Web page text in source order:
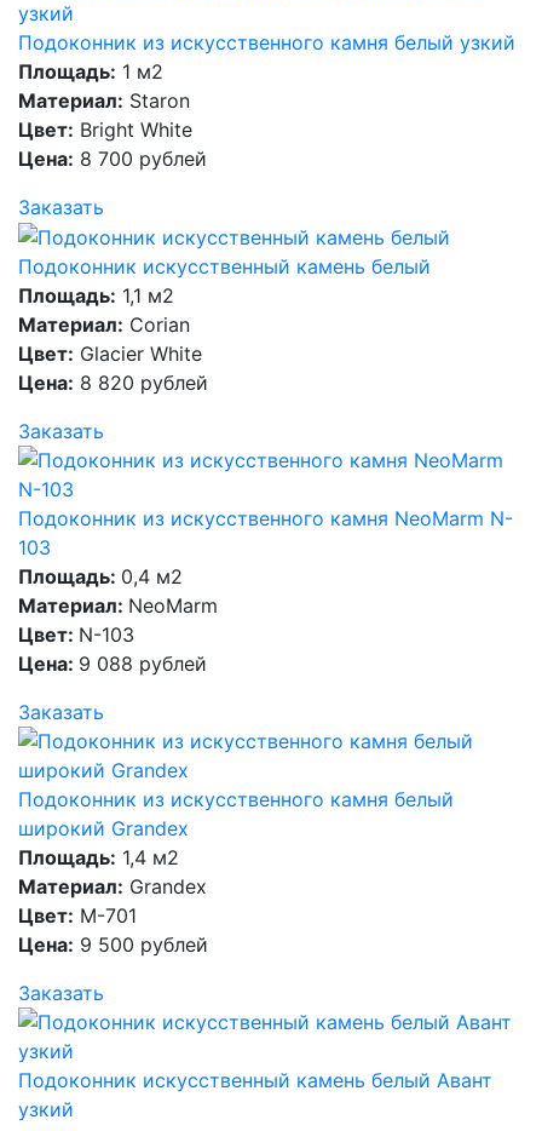
Подоконник из искусственного камня белый узкий
Площадь: 1 м2
Материал: Staron
Цвет: Bright White
Цена: 8 700 рублей
Заказать
Подоконник искусственный камень белый
Площадь: 1,1 м2
Материал: Corian
Цвет: Glacier White
Цена: 8 820 рублей
Заказать
Подоконник из искусственного камня NeoMarm N-
103
Площадь: 0,4 м2
Материал: NeoMarm
Цвет: N-103
Цена: 9 088 рублей
Заказать
Подоконник из искусственного камня белый
широкий Grandex
Площадь: 1,4 м2
Материал: Grandex
Цвет: M-701
Цена: 9 500 рублей
Заказать
Подоконник искусственный камень белый Авант
узкий